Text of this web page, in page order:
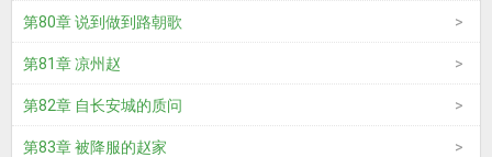
第80章 说到做到路朝歌
第81章 凉州赵
第82章 自长安城的质问
第83章 被降服的赵家